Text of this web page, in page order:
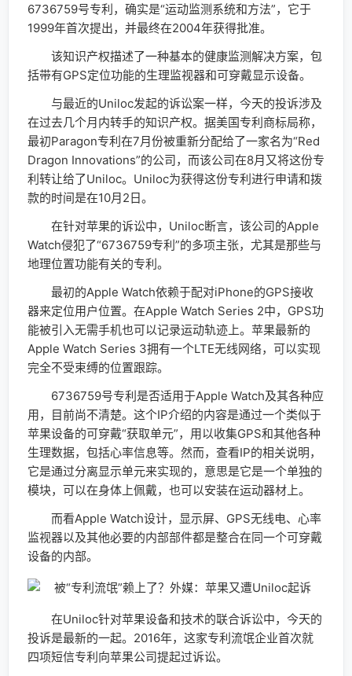
6736759号专利，确实是“运动监测系统和方法”，它于
1999年首次提出，并最终在2004年获得批准。
该知识产权描述了一种基本的健康监测解决方案，包
括带有GPS定位功能的生理监视器和可穿戴显示设备。
与最近的Uniloc发起的诉讼案一样，今天的投诉涉及
在过去几个月内转手的知识产权。据美国专利商标局称，
最初Paragon专利在7月份被重新分配给了一家名为“Red
Dragon Innovations”的公司，而该公司在8月又将这份专
利转让给了Uniloc。Uniloc为获得这份专利进行申请和拨
款的时间是在10月2日。
在针对苹果的诉讼中，Uniloc断言，该公司的Apple
Watch侵犯了“6736759专利”的多项主张，尤其是那些与
地理位置功能有关的专利。
最初的Apple Watch依赖于配对iPhone的GPS接收
器来定位用户位置。在Apple Watch Series 2中，GPS功
能被引入无需手机也可以记录运动轨迹上。苹果最新的
Apple Watch Series 3拥有一个LTE无线网络，可以实现
完全不受束缚的位置跟踪。
6736759号专利是否适用于Apple Watch及其各种应
用，目前尚不清楚。这个IP介绍的内容是通过一个类似于
苹果设备的可穿戴“获取单元”，用以收集GPS和其他各种
生理数据，包括心率信息等。然而，查看IP的相关说明，
它是通过分离显示单元来实现的，意思是它是一个单独的
模块，可以在身体上佩戴，也可以安装在运动器材上。
而看Apple Watch设计，显示屏、GPS无线电、心率
监视器以及其他必要的内部部件都是整合在同一个可穿戴
设备的内部。
在Uniloc针对苹果设备和技术的联合诉讼中，今天的
投诉是最新的一起。2016年，这家专利流氓企业首次就
四项短信专利向苹果公司提起过诉讼。